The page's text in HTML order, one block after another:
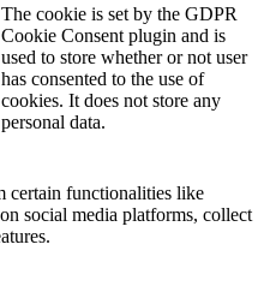
The cookie is set by the GDPR
Cookie Consent plugin and is
used to store whether or not user
has consented to the use of
cookies. It does not store any
personal data.
certain functionalities like
social media platforms, collect